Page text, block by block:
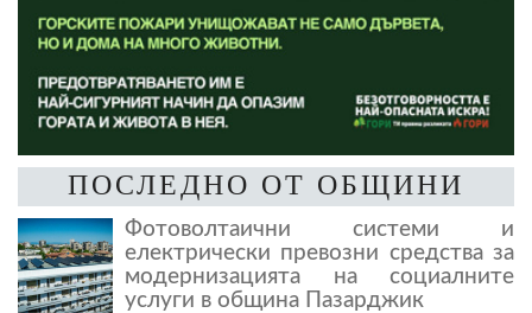
ПОСЛЕДНО ОТ ОБЩИНИ
Фотоволтаични системи и
електрически превозни средства за
модернизацията на социалните
услуги в община Пазарджик